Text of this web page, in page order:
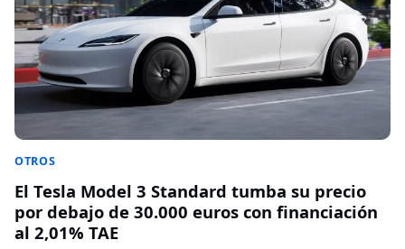
OTROS
El Tesla Model 3 Standard tumba su precio
por debajo de 30.000 euros con financiación
al 2,01% TAE